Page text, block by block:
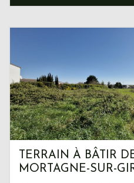
TERRAIN À BÂTIR
MORTAGNE-SUR-